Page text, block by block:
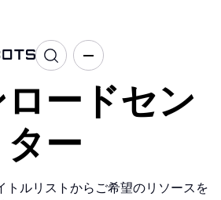
ードセン
ター
トルリストからご希望のリソースを